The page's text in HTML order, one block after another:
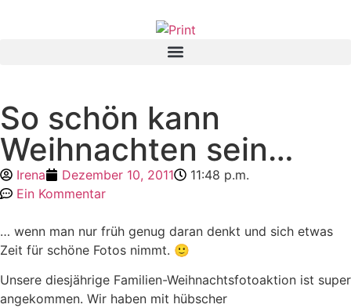
So schön kann
Weihnachten sein…
Irena Dezember 10, 2011
11:48 p.m.
Ein Kommentar
… wenn man nur früh genug daran denkt und sich etwas
Zeit für schöne Fotos nimmt. 🙂
Unsere diesjährige Familien-Weihnachtsfotoaktion ist super
angekommen. Wir haben mit hübscher